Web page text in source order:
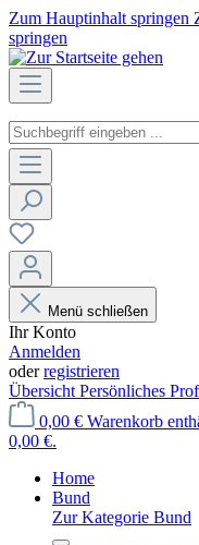
Zum Hauptinhalt springen
springen
Menü schließen
Ihr Konto
Anmelden
oderregistrieren
Übersicht Persönliches
0,00 € Warenkorb
0,00 €.
Home
Bund
Zur Kategorie Bund